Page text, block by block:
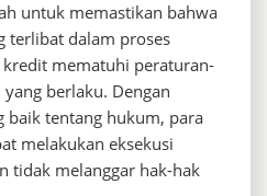
untuk memastikan bahwa
terlibat dalam proses
mematuhi peraturan-
berlaku. Dengan
baik tentang hukum, para
melakukan eksekusi
tidak melanggar hak-hak